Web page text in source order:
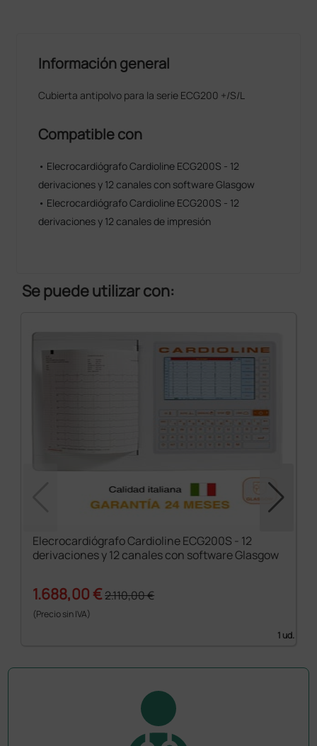
Información general
Cubierta antipolvo para la serie ECG200 +/S/L
Compatible con
• Elecrocardiógrafo Cardioline ECG200S - 12
derivaciones y 12 canales con software Glasgow
• Elecrocardiógrafo Cardioline ECG200S - 12
derivaciones y 12 canales de impresión
Se puede utilizar con:
Elecrocardiógrafo Cardioline ECG200S - 12
derivaciones y 12 canales con software Glasgow
1.688,00 €2.110,00 €
(Precio sin IVA)
1 ud.